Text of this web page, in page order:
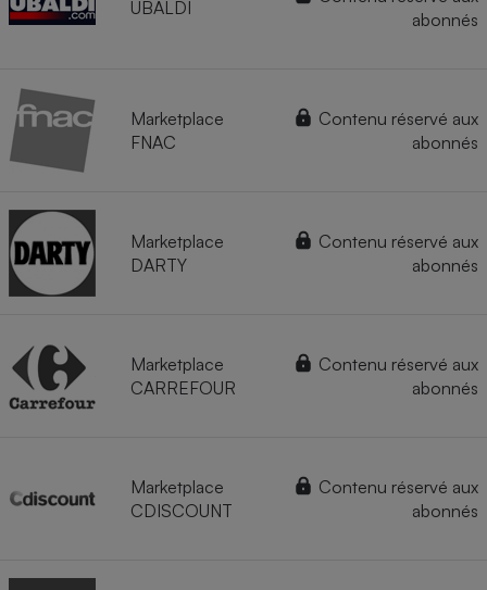
UBALDI
abonnés
Marketplace
FNAC
Contenu réservé aux
abonnés
Marketplace
DARTY
Contenu réservé aux
abonnés
Marketplace
CARREFOUR
Contenu réservé aux
abonnés
Marketplace
CDISCOUNT
Contenu réservé aux
abonnés